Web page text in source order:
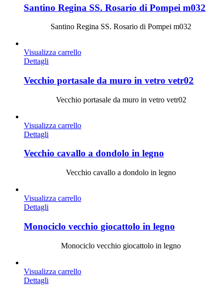
Santino Regina SS. Rosario di Pompei m032
Santino Regina SS. Rosario di Pompei m032
Visualizza carrello
Dettagli
Vecchio portasale da muro in vetro vetr02
Vecchio portasale da muro in vetro vetr02
Visualizza carrello
Dettagli
Vecchio cavallo a dondolo in legno
Vecchio cavallo a dondolo in legno
Visualizza carrello
Dettagli
Monociclo vecchio giocattolo in legno
Monociclo vecchio giocattolo in legno
Visualizza carrello
Dettagli